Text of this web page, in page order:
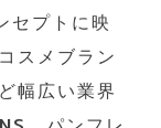
プトに映
スメブラン
幅広い業界